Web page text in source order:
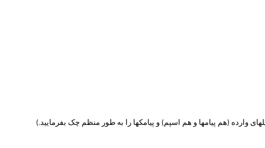
وارده (هم پیامها و هم اسپم) و پیامکها را به طور منظم چک بفرمایید.)